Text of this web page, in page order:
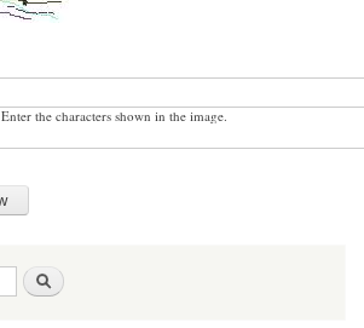
Enter the characters shown in the image.